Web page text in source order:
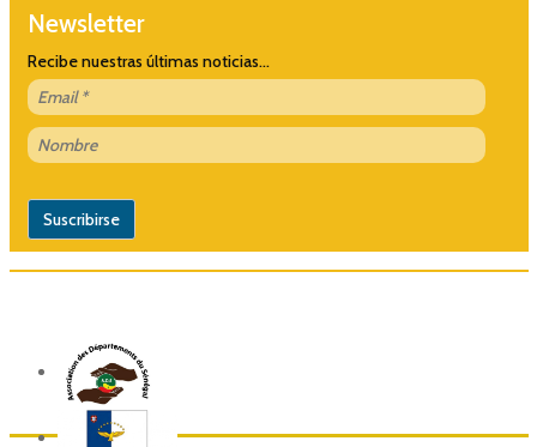
Newsletter
Recibe nuestras últimas noticias...